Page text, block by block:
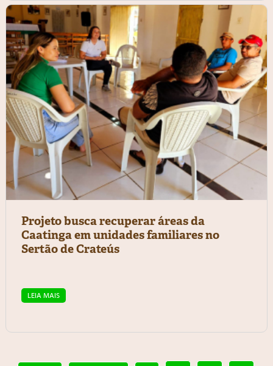
Projeto busca recuperar áreas da
Caatinga em unidades familiares no
Sertão de Crateús
LEIA MAIS